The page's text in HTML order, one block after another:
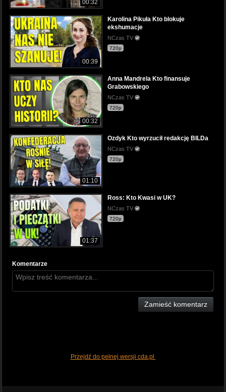
00:32
00:39
Karolina Pikuła Kto blokuje
ekshumacje
NCzas TV
720p
00:32
Anna Mandrela Kto finansuje
Grabowskiego
NCzas TV
720p
01:10
Ozdyk Kto wyrzucił redakcję BILDa
NCzas TV
720p
01:37
Ross: Kto Kwasi w UK?
NCzas TV
720p
Komentarze
Zamieść komentarz
Przejdź do pełnej wersji cda.pl